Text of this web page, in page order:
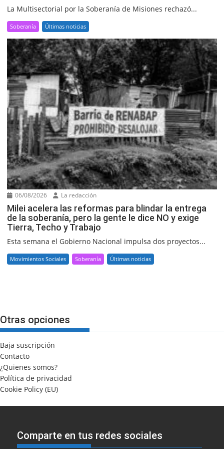
La Multisectorial por la Soberanía de Misiones rechazó...
Soberanía Últimas noticias
06/08/2026 La redacción
Milei acelera las reformas para blindar la entrega
de la soberanía, pero la gente le dice NO y exige
Tierra, Techo y Trabajo
Esta semana el Gobierno Nacional impulsa dos proyectos...
Movimientos Sociales Soberanía Últimas noticias
Otras opciones
Baja suscripción
Contacto
¿Quienes somos?
Política de privacidad
Cookie Policy (EU)
Comparte en tus redes sociales